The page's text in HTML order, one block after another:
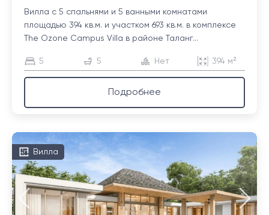
Вилла с 5 спальнями и 5 ванными комнатами
площадью 394 кв.м. и участком 693 кв.м. в комплексе
The Ozone Campus Villa в районе Таланг...
5 5 Нет 394 м²
Подробнее
Вилла